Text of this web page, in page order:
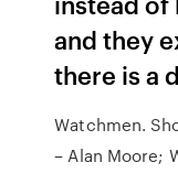
and they
there is a
Watchmen.
– Alan Moore;